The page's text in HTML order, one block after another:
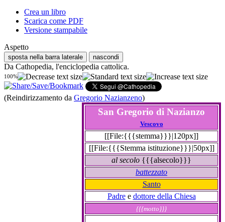
Crea un libro
Scarica come PDF
Versione stampabile
Aspetto
sposta nella barra laterale nascondi
Da Cathopedia, l'enciclopedia cattolica.
100%
(Reindirizzamento da Gregorio Nazianzeno)
San Gregorio di Nazianzo
Vescovo
[[File:{{{stemma}}}|120px]]
[[File:{{{Stemma istituzione}}}|50px]]
al secolo {{{alsecolo}}}
battezzato
Santo
Padree dottore della Chiesa
{{{motto}}}